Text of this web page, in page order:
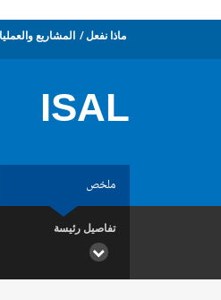
ماذا نفعل المشاريع
ISAL
ملخص
تفاصيل رئيسة